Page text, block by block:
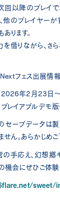
回以降のプレイ
、他のプレイヤー
あります。
を借りながら、さ
フェス出展情報
2026年2月23日
プレイアブルデモ
セーブデータは
せん。あらかじめご
の手応え、幻想郷
機会にぜひご体験
sweet/